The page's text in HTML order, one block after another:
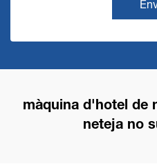
màquina d'hotel de
neteja no